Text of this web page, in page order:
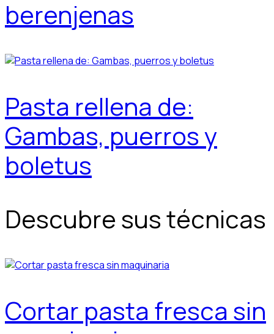
berenjenas
Pasta rellena de:
Gambas, puerros y
boletus
Descubre sus técnicas
Cortar pasta fresca sin